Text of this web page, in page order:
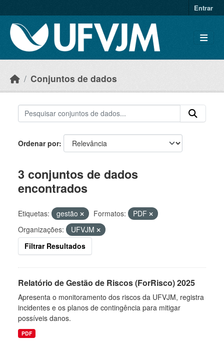
Entrar
Conjuntos de dados
Ordenar por
3 conjuntos de dados
encontrados
Etiquetas: gestão Formatos:
PDF
Organizações:
UFVJM
Filtrar Resultados
Relatório de Gestão de Riscos (ForRisco) 2025
Apresenta o monitoramento dos riscos da UFVJM, registra
incidentes e os planos de contingência para mitigar
possíveis danos.
PDF